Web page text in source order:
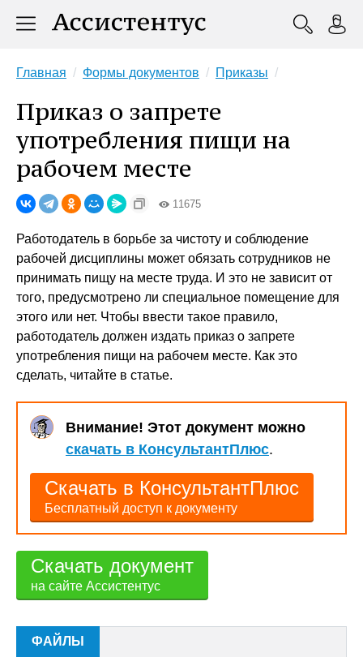
Главная Формы документов Приказы
Приказ о запрете
употребления пищи на
рабочем месте
11675
Работодатель в борьбе за чистоту и соблюдение
рабочей дисциплины может обязать сотрудников не
принимать пищу на месте труда. И это не зависит от
того, предусмотрено ли специальное помещение для
этого или нет. Чтобы ввести такое правило,
работодатель должен издать приказ о запрете
употребления пищи на рабочем месте. Как это
сделать, читайте в статье.
Внимание! Этот документ можно
скачать в КонсультантПлюс.
Скачать в КонсультантПлюс
Бесплатный доступ к документу
Скачать документ
на сайте Ассистентус
ФАЙЛЫ